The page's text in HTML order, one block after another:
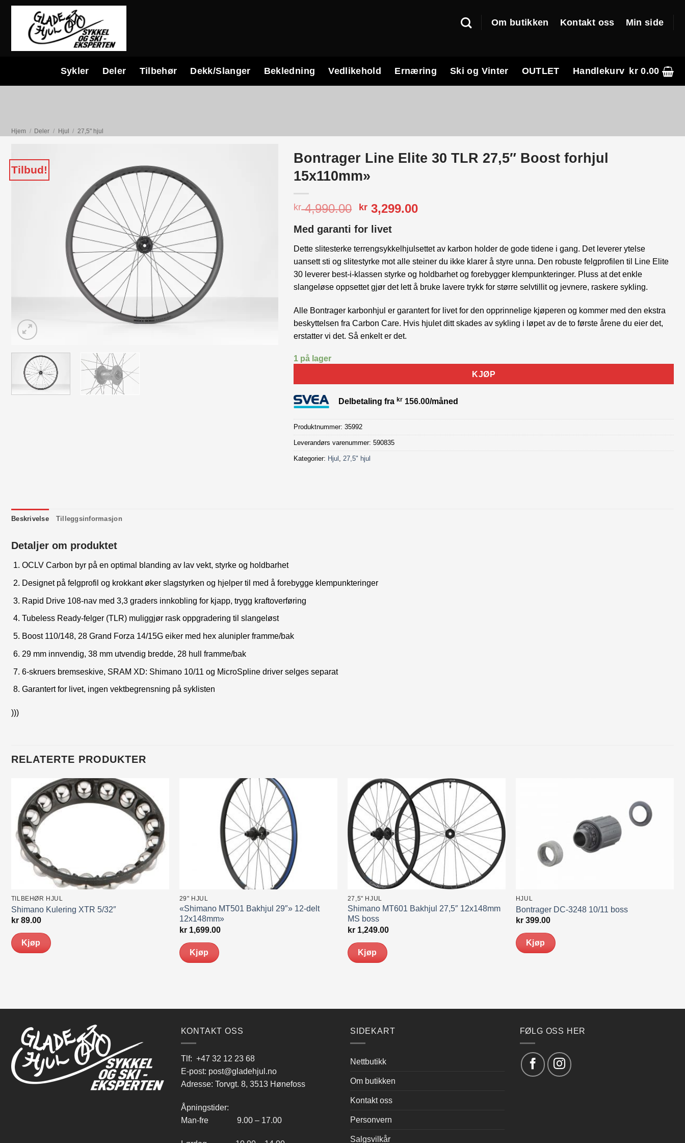
Skip
Om butikken Kontakt oss Min side
Sykler Deler Tilbehør Dekk/Slanger Bekledning Vedlikehold Ernæring Ski og Vinter OUTLET Handlekurv kr0.00
Hjem / Deler / Hjul / 27,5" hjul
Tilbud!
Bontrager Line Elite 30 TLR 27,5″ Boost forhjul
15x110mm»
kr4,990.00 Opprinnelig
var:
kr 4,990.00.
kr 3,299.00Nåværende
kr 3,299.00.
Med garanti for livet
Dette slitesterke terrengsykkelhjulsettet av karbon holder de gode tidene i gang. Det leverer ytelse
uansett sti og slitestyrke mot alle steiner du ikke klarer å styre unna. Den robuste felgprofilen til Line Elite
30 leverer best-i-klassen styrke og holdbarhet og forebygger klempunkteringer. Pluss at det enkle
slangeløse oppsettet gjør det lett å bruke lavere trykk for større selvtillit og jevnere, raskere sykling.
Alle Bontrager karbonhjul er garantert for livet for den opprinnelige kjøperen og kommer med den ekstra
beskyttelsen fra Carbon Care. Hvis hjulet ditt skades av sykling i løpet av de to første årene du eier det,
erstatter vi det. Så enkelt er det.
1 på lager
KJØP
Delbetaling frakr 156.00/måned
Produktnummer:35992
Leverandørs varenummer: 590835
Kategorier: Hjul ,27,5" hjul
Beskrivelse Tilleggsinformasjon
Detaljer om produktet
OCLV Carbon byr på en optimal blanding av lav vekt, styrke og holdbarhet
Designet på felgprofil og krokkant øker slagstyrken og hjelper til med å forebygge klempunkteringer
Rapid Drive 108-nav med 3,3 graders innkobling for kjapp, trygg kraftoverføring
Tubeless Ready-felger (TLR) muliggjør rask oppgradering til slangeløst
Boost 110/148, 28 Grand Forza 14/15G eiker med hex alunipler framme/bak
29 mm innvendig, 38 mm utvendig bredde, 28 hull framme/bak
6-skruers bremseskive, SRAM XD: Shimano 10/11 og MicroSpline driver selges separat
Garantert for livet, ingen vektbegrensning på syklisten
)))
RELATERTE PRODUKTER
TILBEHØR HJUL
Shimano Kulering XTR 5/32″
kr89.00
Kjøp
29" HJUL
«Shimano MT501 Bakhjul 29″» 12-delt
12x148mm»
kr1,699.00
Kjøp
27,5" HJUL
Shimano MT601 Bakhjul 27,5″ 12x148mm
MS boss
kr1,249.00
Kjøp
HJUL
Bontrager DC-3248 10/11 boss
kr399.00
Kjøp
KONTAKT OSS
Tlf: +47 32 12 23 68
E-post: post@gladehjul.no
Adresse: Torvgt. 8, 3513 Hønefoss
Åpningstider:
Man-fre 9.00 – 17.00
SIDEKART
Nettbutikk
Om butikken
Kontakt oss
Personvern
Salgsvilkår
FØLG OSS HER